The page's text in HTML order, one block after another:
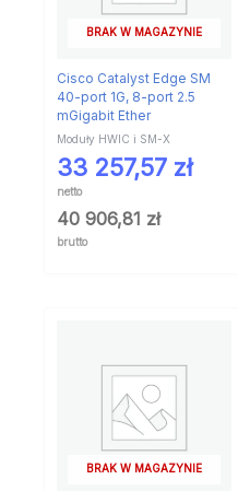
BRAK W MAGAZYNIE
Cisco Catalyst Edge SM
40-port 1G, 8-port 2.5
mGigabit Ether
Moduły HWIC i SM-X
33 257,57 zł
netto
40 906,81 zł
brutto
BRAK W MAGAZYNIE